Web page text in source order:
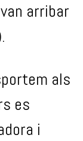
arribar
als
es
i